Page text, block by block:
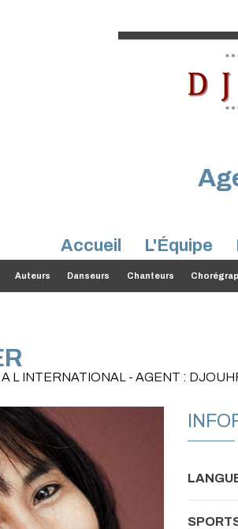
Accueil L'Équipe
Auteurs Danseurs Chanteurs
L INTERNATIONAL - AGENT :